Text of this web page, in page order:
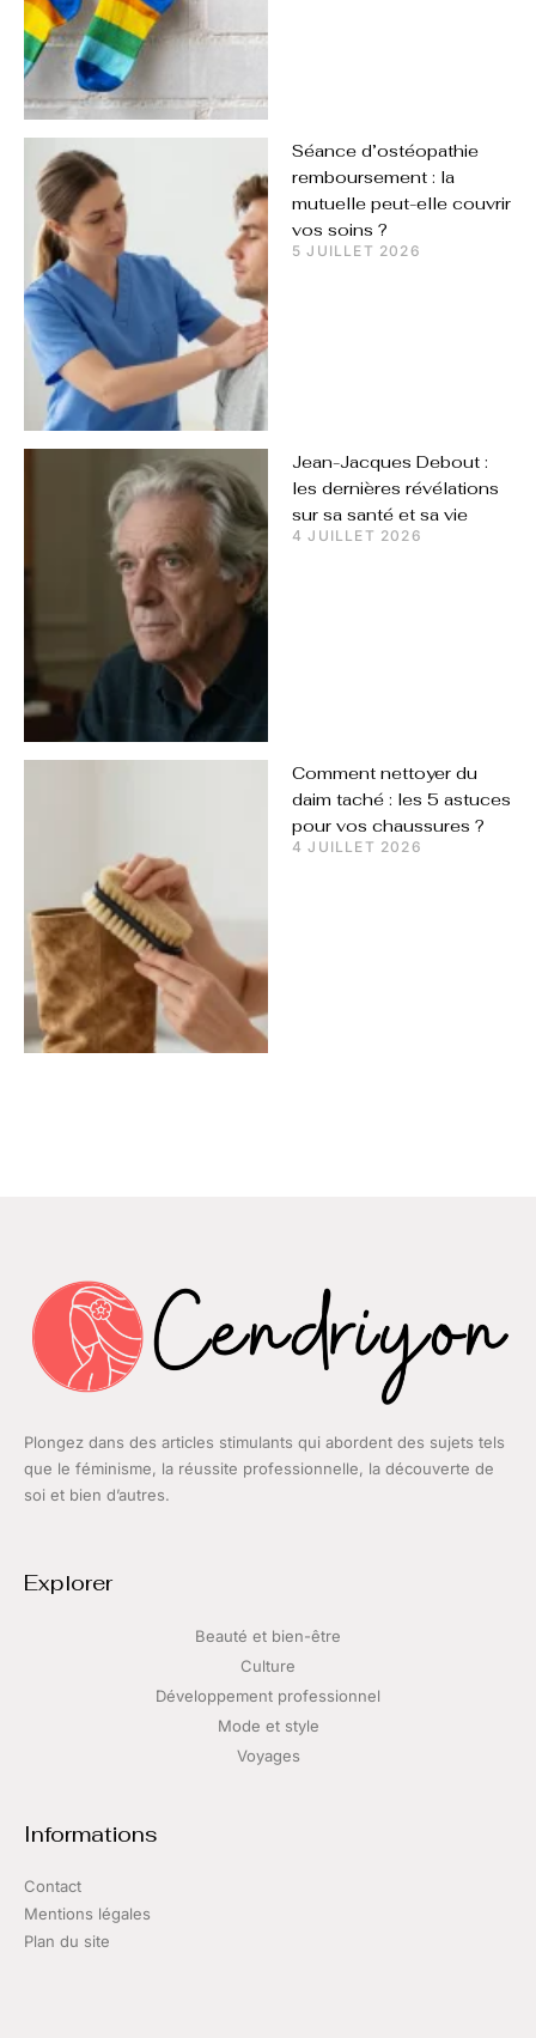
Séance d’ostéopathie
remboursement : la
mutuelle peut-elle couvrir
vos soins ?
5 JUILLET 2026
Jean-Jacques Debout :
les dernières révélations
sur sa santé et sa vie
4 JUILLET 2026
Comment nettoyer du
daim taché : les 5 astuces
pour vos chaussures ?
4 JUILLET 2026
Plongez dans des articles stimulants qui abordent des sujets tels
que le féminisme, la réussite professionnelle, la découverte de
soi et bien d’autres.
Explorer
Beauté et bien-être
Culture
Développement professionnel
Mode et style
Voyages
Informations
Contact
Mentions légales
Plan du site